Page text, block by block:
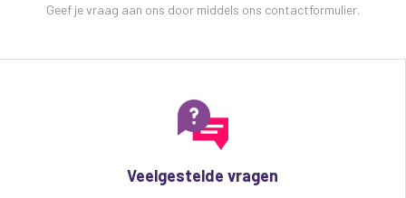
Geef je vraag aan ons door middels ons contactformulier.
Veelgestelde vragen